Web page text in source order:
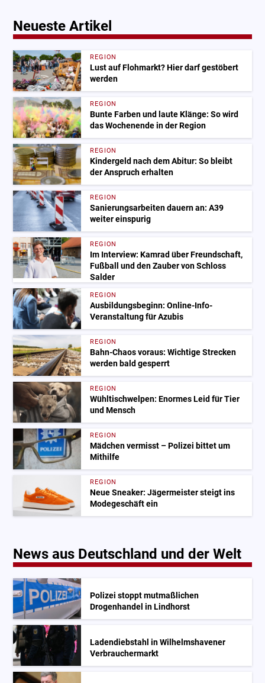
Neueste Artikel
REGION
Lust auf Flohmarkt? Hier darf gestöbert
werden
REGION
Bunte Farben und laute Klänge: So wird
das Wochenende in der Region
REGION
Kindergeld nach dem Abitur: So bleibt
der Anspruch erhalten
REGION
Sanierungsarbeiten dauern an: A39
weiter einspurig
REGION
Im Interview: Kamrad über Freundschaft,
Fußball und den Zauber von Schloss
Salder
REGION
Ausbildungsbeginn: Online-Info-
Veranstaltung für Azubis
REGION
Bahn-Chaos voraus: Wichtige Strecken
werden bald gesperrt
REGION
Wühltischwelpen: Enormes Leid für Tier
und Mensch
REGION
Mädchen vermisst – Polizei bittet um
Mithilfe
REGION
Neue Sneaker: Jägermeister steigt ins
Modegeschäft ein
News aus Deutschland und der Welt
Polizei stoppt mutmaßlichen
Drogenhandel in Lindhorst
Ladendiebstahl in Wilhelmshavener
Verbrauchermarkt